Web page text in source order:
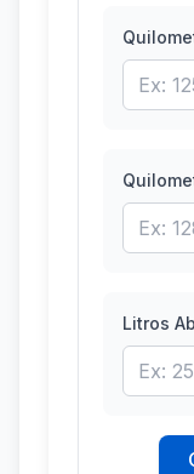
Litros